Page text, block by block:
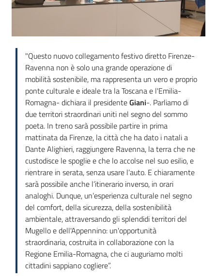
"Questo nuovo collegamento festivo diretto Firenze-
Ravenna non è solo una grande operazione di
mobilità sostenibile, ma rappresenta un vero e proprio
ponte culturale e ideale tra la Toscana e l'Emilia-
Romagna- dichiara il presidenteGiani-. Parliamo di
due territori straordinari uniti nel segno del sommo
poeta. In treno sarà possibile partire in prima
mattinata da Firenze, la città che ha dato i natali a
Dante Alighieri, raggiungere Ravenna, la terra che ne
custodisce le spoglie e che lo accolse nel suo esilio, e
rientrare in serata, senza usare l’auto. E chiaramente
sarà possibile anche l’itinerario inverso, in orari
analoghi. Dunque, un’esperienza culturale nel segno
del comfort, della sicurezza, della sostenibilità
ambientale, attraversando gli splendidi territori del
Mugello e dell'Appennino: un'opportunità
straordinaria, costruita in collaborazione con la
Regione Emilia-Romagna, che ci auguriamo molti
cittadini sappiano cogliere”.